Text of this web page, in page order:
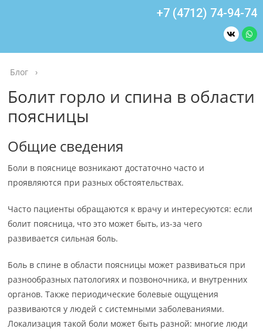
+7 (4712) 74-94-74
Блог ›
Болит горло и спина в области
поясницы
Общие сведения
Боли в пояснице возникают достаточно часто и
проявляются при разных обстоятельствах.
Часто пациенты обращаются к врачу и интересуются: если
болит поясница, что это может быть, из-за чего
развивается сильная боль.
Боль в спине в области поясницы может развиваться при
разнообразных патологиях и позвоночника, и внутренних
органов. Также периодические болевые ощущения
развиваются у людей с системными заболеваниями.
Локализация такой боли может быть разной: многие люди